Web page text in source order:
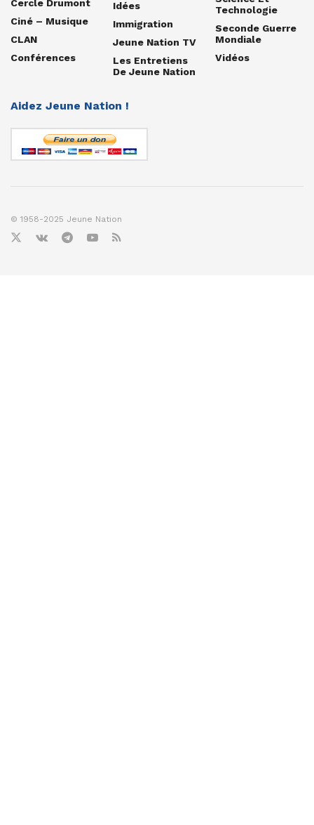
Cercle Drumont
Ciné – Musique
CLAN
Conférences
Idées
Immigration
Jeune Nation TV
Les Entretiens
De Jeune Nation
Technologie
Seconde Guerre
Mondiale
Vidéos
Aidez Jeune Nation !
© 1958-2025 Jeune Nation